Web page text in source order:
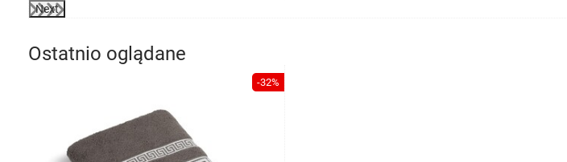
Next
Ostatnio oglądane
-32%